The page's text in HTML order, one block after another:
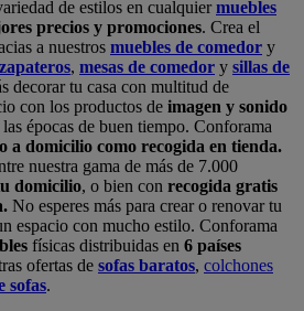
de estilos en cualquiermuebles
precios y promociones. Crea el
a nuestros muebles de comedor y
zapateros, mesas de comedor y sillas de
decorar tu casa con multitud de
con los productos de imagen y sonido
las épocas de buen tiempo. Conforama
a domicilio como recogida en tienda.
nuestra gama de más de 7.000
domicilio, o bien con recogida gratis
No esperes más para crear o renovar tu
espacio con mucho estilo. Conforama
físicas distribuidas en 6 países
ofertas de sofas baratos, colchones
sofas.